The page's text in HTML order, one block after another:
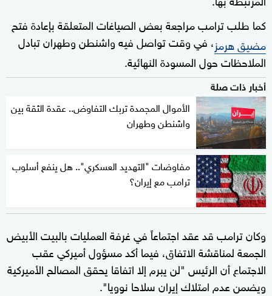
كما طلب ترامب مراجعة بعض الصياغات المتعلقة بإعادة فتح
مضيق هرمز، في وقت تواصل فيه واشنطن وطهران تبادل
الملاحظات حول المسودة النهائية.
أخبار ذات صلة
الأموال المجمدة تربك التفاوض.. عقدة الثقة بين
واشنطن وطهران
مفاوضات "التهديد العسكري".. هل ينفع أسلوب
ترامب مع إيران؟
وكان ترامب قد عقد اجتماعاً في غرفة العمليات بالبيت الأبيض
الجمعة لمناقشة الاتفاق، فيما أكد مسؤول أميركي عقب
الاجتماع أن الرئيس "لن يبرم إلا اتفاقا يحقق المصالح الأميركية
ويضمن عدم امتلاك إيران سلاحا نوويا".